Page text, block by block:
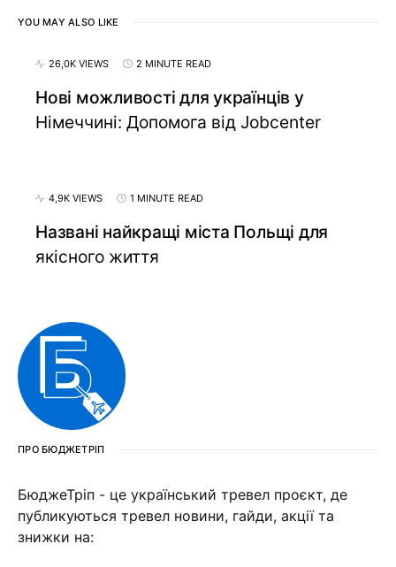
YOU MAY ALSO LIKE
26,0K VIEWS 2 MINUTE READ
Нові можливості для українців у
Німеччині: Допомога від Jobcenter
4,9K VIEWS 1 MINUTE READ
Названі найкращі міста Польщі для
якісного життя
ПРО БЮДЖЕТРІП
БюджеТріп - це український тревел проєкт, де
публикуються тревел новини, гайди, акції та
знижки на: